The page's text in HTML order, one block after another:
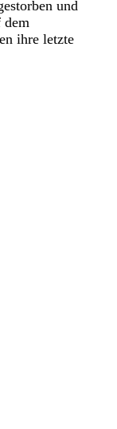
und
dem
ihre letzte